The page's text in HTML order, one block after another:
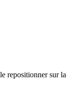
repositionner sur la